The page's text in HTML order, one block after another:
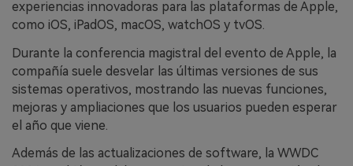
experiencias innovadoras para las plataformas de Apple,
como iOS, iPadOS, macOS, watchOS y tvOS.
Durante la conferencia magistral del evento de Apple, la
compañía suele desvelar las últimas versiones de sus
sistemas operativos, mostrando las nuevas funciones,
mejoras y ampliaciones que los usuarios pueden esperar
el año que viene.
Además de las actualizaciones de software, la WWDC